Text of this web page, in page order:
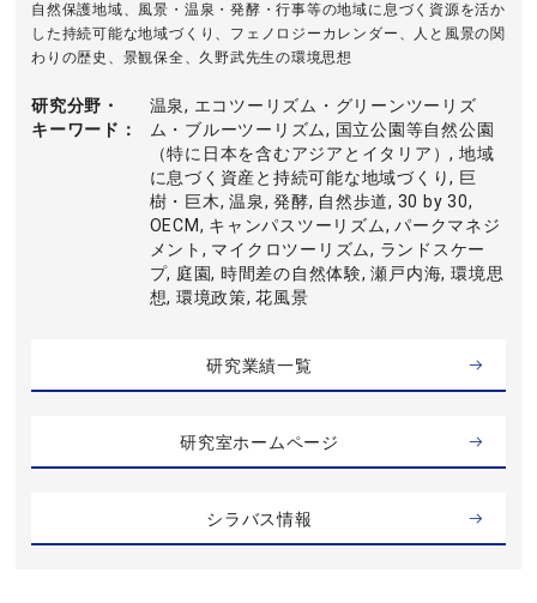
自然保護地域、風景・温泉・発酵・行事等の地域に息づく資源を活か
した持続可能な地域づくり、フェノロジーカレンダー、人と風景の関
わりの歴史、景観保全、久野武先生の環境思想
研究分野・
キーワード
温泉, エコツーリズム・グリーンツーリズ
ム・ブルーツーリズム, 国立公園等自然公園
（特に日本を含むアジアとイタリア）, 地域
に息づく資産と持続可能な地域づくり, 巨
樹・巨木, 温泉, 発酵, 自然歩道, 30 by 30,
OECM, キャンパスツーリズム, パークマネジ
メント, マイクロツーリズム, ランドスケー
プ, 庭園, 時間差の自然体験, 瀬戸内海, 環境思
想, 環境政策, 花風景
研究業績一覧
研究室ホームページ
シラバス情報